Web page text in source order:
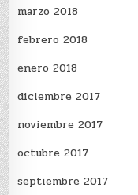
marzo 2018
febrero 2018
enero 2018
diciembre 2017
noviembre 2017
octubre 2017
septiembre 2017